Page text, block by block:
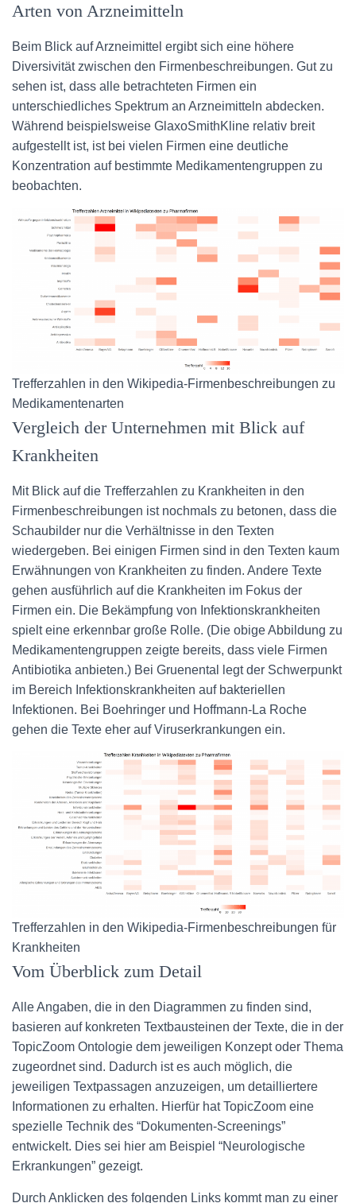
Arten von Arzneimitteln
Beim Blick auf Arzneimittel ergibt sich eine höhere
Diversivität zwischen den Firmenbeschreibungen. Gut zu
sehen ist, dass alle betrachteten Firmen ein
unterschiedliches Spektrum an Arzneimitteln abdecken.
Während beispielsweise GlaxoSmithKline relativ breit
aufgestellt ist, ist bei vielen Firmen eine deutliche
Konzentration auf bestimmte Medikamentengruppen zu
beobachten.
Trefferzahlen in den Wikipedia-Firmenbeschreibungen zu
Medikamentenarten
Vergleich der Unternehmen mit Blick auf
Krankheiten
Mit Blick auf die Trefferzahlen zu Krankheiten in den
Firmenbeschreibungen ist nochmals zu betonen, dass die
Schaubilder nur die Verhältnisse in den Texten
wiedergeben. Bei einigen Firmen sind in den Texten kaum
Erwähnungen von Krankheiten zu finden. Andere Texte
gehen ausführlich auf die Krankheiten im Fokus der
Firmen ein. Die Bekämpfung von Infektionskrankheiten
spielt eine erkennbar große Rolle. (Die obige Abbildung zu
Medikamentengruppen zeigte bereits, dass viele Firmen
Antibiotika anbieten.) Bei Gruenental legt der Schwerpunkt
im Bereich Infektionskrankheiten auf bakteriellen
Infektionen. Bei Boehringer und Hoffmann-La Roche
gehen die Texte eher auf Viruserkrankungen ein.
Trefferzahlen in den Wikipedia-Firmenbeschreibungen für
Krankheiten
Vom Überblick zum Detail
Alle Angaben, die in den Diagrammen zu finden sind,
basieren auf konkreten Textbausteinen der Texte, die in der
TopicZoom Ontologie dem jeweiligen Konzept oder Thema
zugeordnet sind. Dadurch ist es auch möglich, die
jeweiligen Textpassagen anzuzeigen, um detailliertere
Informationen zu erhalten. Hierfür hat TopicZoom eine
spezielle Technik des “Dokumenten-Screenings”
entwickelt. Dies sei hier am Beispiel “Neurologische
Erkrankungen” gezeigt.
Durch Anklicken des folgenden Links kommt man zu einer